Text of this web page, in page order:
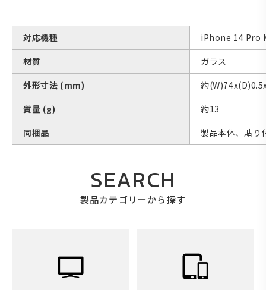
対応機種
iPhone 14 Pro
材質
ガラス
外形寸法 (mm)
約
質量 (g)
約13
同梱品
製品本体、貼り
SEARCH
製品カテゴリーから探す